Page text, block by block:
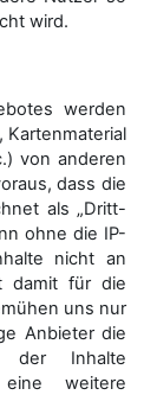
wird.
werden
Kartenmaterial
von anderen
dass die
als „Dritt-
ohne die IP-
nicht an
damit für die
uns nur
Anbieter die
der Inhalte
weitere